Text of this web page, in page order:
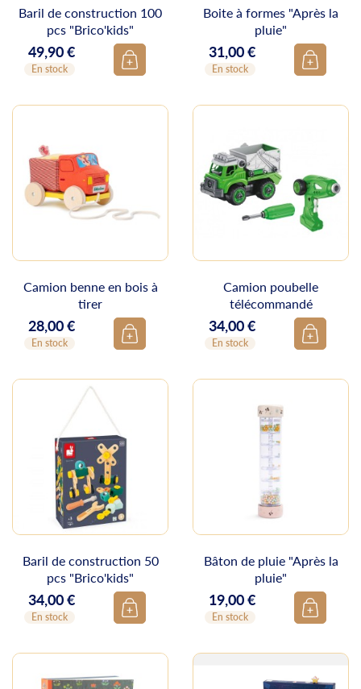
Baril de construction 100
pcs "Brico'kids"
Prix
49,90 €
En stock
Boite à formes "Après la
pluie"
Prix
31,00 €
En stock
Camion benne en bois à
tirer
Prix
28,00 €
En stock
Camion poubelle
télécommandé
Prix
34,00 €
En stock
Baril de construction 50
pcs "Brico'kids"
Prix
34,00 €
En stock
Bâton de pluie "Après la
pluie"
Prix
19,00 €
En stock